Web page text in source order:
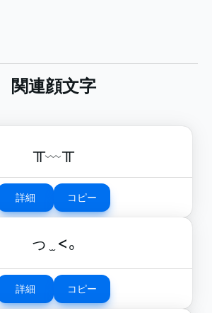
関連顔文字
╥﹏╥
詳細 コピー
っ ̫ <｡
詳細 コピー